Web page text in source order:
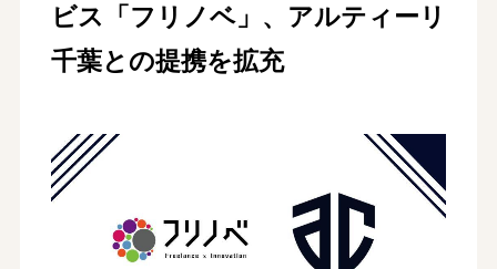
ビス「フリノベ」、アルティーリ
千葉との提携を拡充